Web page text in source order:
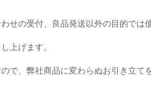
せの受付、良品発送以外の目的では
上げます。
で、弊社商品に変わらぬお引き立て